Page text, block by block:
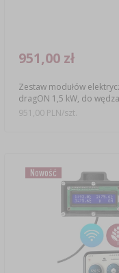
Zestaw modułów
dragON 1,5 kW, do
951,00 zł
951,00 PLN/szt.
Nowość